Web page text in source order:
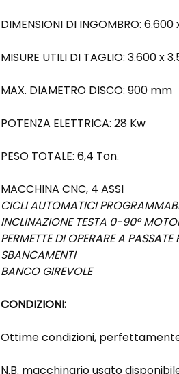
DIMENSIONI DI INGOMBRO:
MISURE UTILI DI TAGLIO: 3.600 x
MAX. DIAMETRO DISCO: 900 mm
POTENZA ELETTRICA: 28 Kw
PESO TOTALE: 6,4 Ton.
MACCHINA CNC, 4 ASSI
CICLI AUTOMATICI
INCLINAZIONE TESTA 0-90°
PERMETTE DI OPERARE A
SBANCAMENTI
BANCO GIREVOLE
CONDIZIONI:
Ottime condizioni,
N.B. macchinario usato